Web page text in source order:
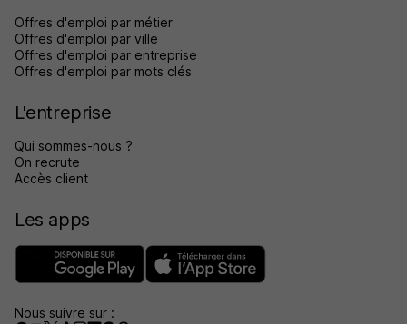
Offres d'emploi par métier
Offres d'emploi par ville
Offres d'emploi par entreprise
Offres d'emploi par mots clés
L'entreprise
Qui sommes-nous ?
On recrute
Accès client
Les apps
Nous suivre sur :